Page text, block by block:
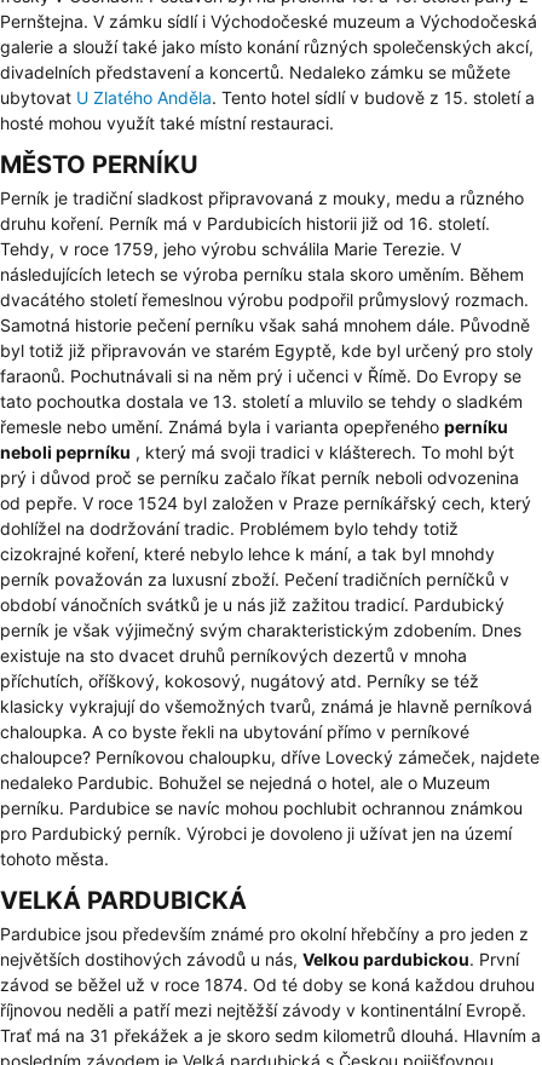
Pernštejna. V zámku sídlí i Východočeské muzeum a Východočeská
galerie a slouží také jako místo konání různých společenských akcí,
divadelních představení a koncertů. Nedaleko zámku se můžete
ubytovat U Zlatého Anděla. Tento hotel sídlí v budově z 15. století a
hosté mohou využít také místní restauraci.
MĚSTO PERNÍKU
Perník je tradiční sladkost připravovaná z mouky, medu a různého
druhu koření. Perník má v Pardubicích historii již od 16. století.
Tehdy, v roce 1759, jeho výrobu schválila Marie Terezie. V
následujících letech se výroba perníku stala skoro uměním. Během
dvacátého století řemeslnou výrobu podpořil průmyslový rozmach.
Samotná historie pečení perníku však sahá mnohem dále. Původně
byl totiž již připravován ve starém Egyptě, kde byl určený pro stoly
faraonů. Pochutnávali si na něm prý i učenci v Římě. Do Evropy se
tato pochoutka dostala ve 13. století a mluvilo se tehdy o sladkém
řemesle nebo umění. Známá byla i varianta opepřeného perníku
neboli peprníku , který má svoji tradici v klášterech. To mohl být
prý i důvod proč se perníku začalo říkat perník neboli odvozenina
od pepře. V roce 1524 byl založen v Praze perníkářský cech, který
dohlížel na dodržování tradic. Problémem bylo tehdy totiž
cizokrajné koření, které nebylo lehce k mání, a tak byl mnohdy
perník považován za luxusní zboží. Pečení tradičních perníčků v
období vánočních svátků je u nás již zažitou tradicí. Pardubický
perník je však výjimečný svým charakteristickým zdobením. Dnes
existuje na sto dvacet druhů perníkových dezertů v mnoha
příchutích, oříškový, kokosový, nugátový atd. Perníky se též
klasicky vykrajují do všemožných tvarů, známá je hlavně perníková
chaloupka. A co byste řekli na ubytování přímo v perníkové
chaloupce? Perníkovou chaloupku, dříve Lovecký zámeček, najdete
nedaleko Pardubic. Bohužel se nejedná o hotel, ale o Muzeum
perníku. Pardubice se navíc mohou pochlubit ochrannou známkou
pro Pardubický perník. Výrobci je dovoleno ji užívat jen na území
tohoto města.
VELKÁ PARDUBICKÁ
Pardubice jsou především známé pro okolní hřebčíny a pro jeden z
největších dostihových závodů u nás, Velkou pardubickou. První
závod se běžel už v roce 1874. Od té doby se koná každou druhou
říjnovou neděli a patří mezi nejtěžší závody v kontinentální Evropě.
Trať má na 31 překážek a je skoro sedm kilometrů dlouhá. Hlavním a
posledním závodem je Velká pardubická s Českou pojišťovnou.